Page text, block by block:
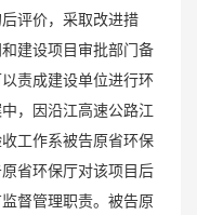
评价，采取改进措
建设项目审批部门备
责成建设单位进行环
，因沿江高速公路江
工作系被告原省环保
省环保厅对该项目后
督管理职责。被告原